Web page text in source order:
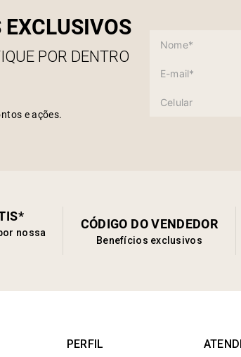
EXCLUSIVOS
POR DENTRO
e ações.
nossa
CÓDIGO DO VENDEDOR
Benefícios exclusivos
PERFIL